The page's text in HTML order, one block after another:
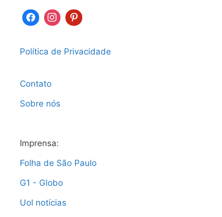
Política de Privacidade
Contato
Sobre nós
Imprensa:
Folha de São Paulo
G1 - Globo
Uol notícias